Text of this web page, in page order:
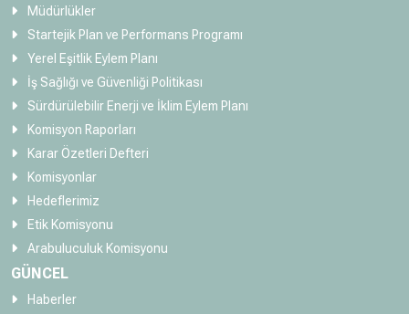
Müdürlükler
Startejik Plan ve Performans Programı
Yerel Eşitlik Eylem Planı
İş Sağlığı ve Güvenliği Politikası
Sürdürülebilir Enerji ve İklim Eylem Planı
Komisyon Raporları
Karar Özetleri Defteri
Komisyonlar
Hedeflerimiz
Etik Komisyonu
Arabuluculuk Komisyonu
GÜNCEL
Haberler